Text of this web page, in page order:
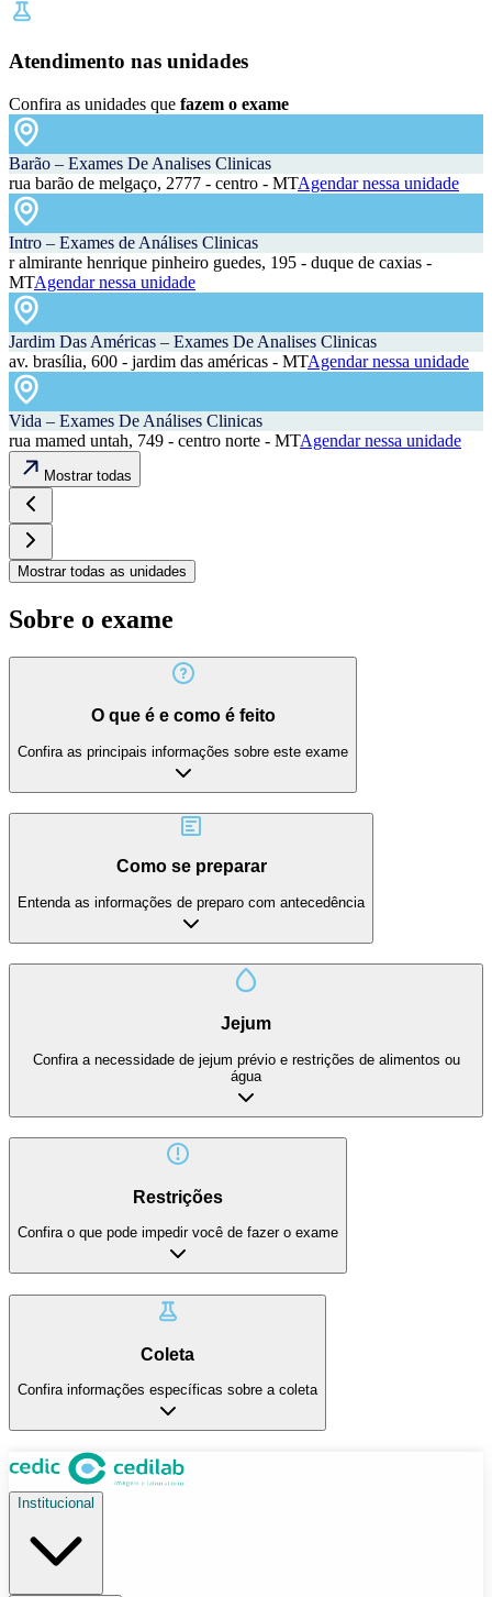
Atendimento nas unidades
Confira as unidades que fazem o exame
Barão – Exames De Analises Clinicas
rua barão de melgaço, 2777 - centro - MTAgendar nessa unidade
Intro – Exames de Análises Clinicas
r almirante henrique pinheiro guedes, 195 - duque de caxias -
MTAgendar nessa unidade
Jardim Das Américas – Exames De Analises Clinicas
av. brasília, 600 - jardim das américas - MTAgendar nessa unidade
Vida – Exames De Análises Clinicas
rua mamed untah, 749 - centro norte - MTAgendar nessa unidade
Mostrar todas
Mostrar todas as unidades
Sobre o exame
O que é e como é feito
Confira as principais informações sobre este exame
Como se preparar
Entenda as informações de preparo com antecedência
Jejum
Confira a necessidade de jejum prévio e restrições de alimentos ou
água
Restrições
Confira o que pode impedir você de fazer o exame
Coleta
Confira informações específicas sobre a coleta
Institucional